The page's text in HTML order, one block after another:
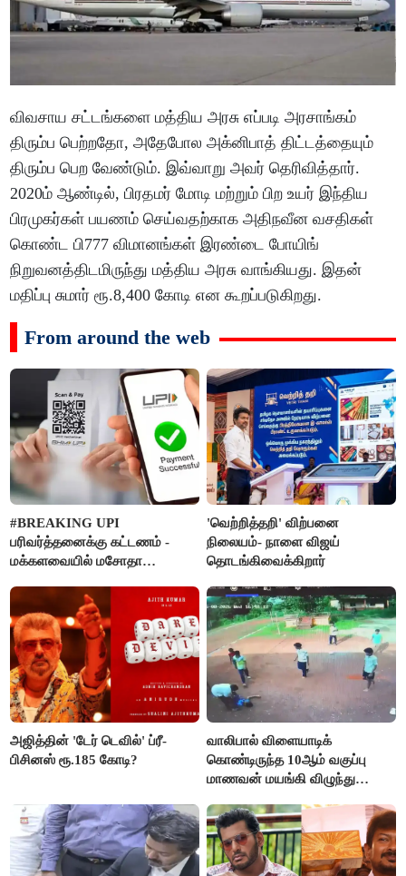
விவசாய சட்டங்களை மத்திய அரசு எப்படி அரசாங்கம்
திரும்ப பெற்றதோ, அதேபோல அக்னிபாத் திட்டத்தையும்
திரும்ப பெற வேண்டும். இவ்வாறு அவர் தெரிவித்தார்.
2020ம் ஆண்டில், பிரதமர் மோடி மற்றும் பிற உயர் இந்திய
பிரமுகர்கள் பயணம் செய்வதற்காக அதிநவீன வசதிகள்
கொண்ட பி777 விமானங்கள் இரண்டை போயிங்
நிறுவனத்திடமிருந்து மத்திய அரசு வாங்கியது. இதன்
மதிப்பு சுமார் ரூ.8,400 கோடி என கூறப்படுகிறது.
From around the web
#BREAKING UPI
பரிவர்த்தனைக்கு கட்டணம் -
மக்களவையில் மசோதா
'வெற்றித்தறி' விற்பனை
நிலையம்- நாளை விஜய்
தொடங்கிவைக்கிறார்
அஜித்தின் 'டேர் டெவில்' ப்ரீ-
பிசினஸ் ரூ.185 கோடி?
வாலிபால் விளையாடிக்
கொண்டிருந்த 10ஆம் வகுப்பு
மாணவன் மயங்கி விழுந்து